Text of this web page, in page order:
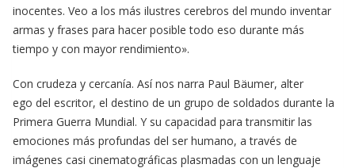
inocentes. Veo a los más ilustres cerebros del mundo inventar
armas y frases para hacer posible todo eso durante más
tiempo y con mayor rendimiento».
Con crudeza y cercanía. Así nos narra Paul Bäumer, alter
ego del escritor, el destino de un grupo de soldados durante la
Primera Guerra Mundial. Y su capacidad para transmitir las
emociones más profundas del ser humano, a través de
imágenes casi cinematográficas plasmadas con un lenguaje